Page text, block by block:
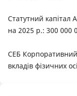
Статутний капітал
на 2025 р.: 300 000
СЕБ
вкладів фізичних